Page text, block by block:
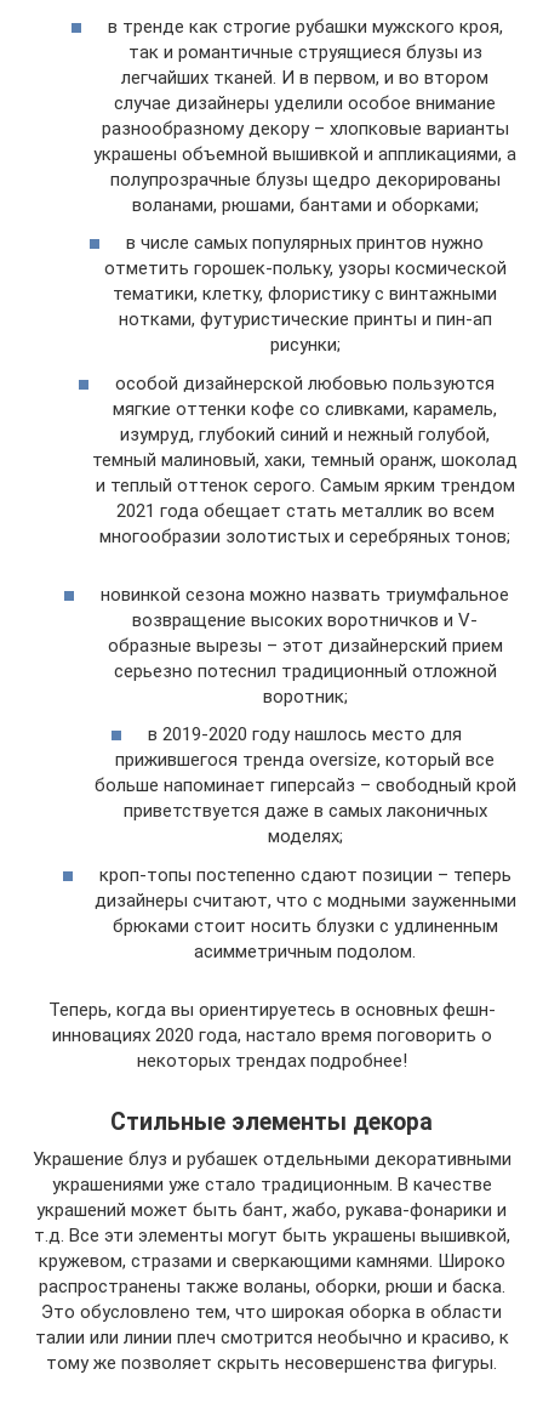
в тренде как строгие рубашки мужского кроя,
так и романтичные струящиеся блузы из
легчайших тканей. И в первом, и во втором
случае дизайнеры уделили особое внимание
разнообразному декору – хлопковые варианты
украшены объемной вышивкой и аппликациями, а
полупрозрачные блузы щедро декорированы
воланами, рюшами, бантами и оборками;
в числе самых популярных принтов нужно
отметить горошек-польку, узоры космической
тематики, клетку, флористику с винтажными
нотками, футуристические принты и пин-ап
рисунки;
особой дизайнерской любовью пользуются
мягкие оттенки кофе со сливками, карамель,
изумруд, глубокий синий и нежный голубой,
темный малиновый, хаки, темный оранж, шоколад
и теплый оттенок серого. Самым ярким трендом
2021 года обещает стать металлик во всем
многообразии золотистых и серебряных тонов;
новинкой сезона можно назвать триумфальное
возвращение высоких воротничков и V-
образные вырезы – этот дизайнерский прием
серьезно потеснил традиционный отложной
воротник;
в 2019-2020 году нашлось место для
прижившегося тренда oversize, который все
больше напоминает гиперсайз – свободный крой
приветствуется даже в самых лаконичных
моделях;
кроп-топы постепенно сдают позиции – теперь
дизайнеры считают, что с модными зауженными
брюками стоит носить блузки с удлиненным
асимметричным подолом.
Теперь, когда вы ориентируетесь в основных фешн-
инновациях 2020 года, настало время поговорить о
некоторых трендах подробнее!
Стильные элементы декора
Украшение блуз и рубашек отдельными декоративными
украшениями уже стало традиционным. В качестве
украшений может быть бант, жабо, рукава-фонарики и
т.д. Все эти элементы могут быть украшены вышивкой,
кружевом, стразами и сверкающими камнями. Широко
распространены также воланы, оборки, рюши и баска.
Это обусловлено тем, что широкая оборка в области
талии или линии плеч смотрится необычно и красиво, к
тому же позволяет скрыть несовершенства фигуры.